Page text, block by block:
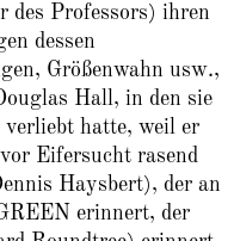
des Professors) ihren
dessen
Größenwahn usw.,
Hall, in den sie
hatte, weil er
Eifersucht rasend
Haysbert), der an
erinnert, der